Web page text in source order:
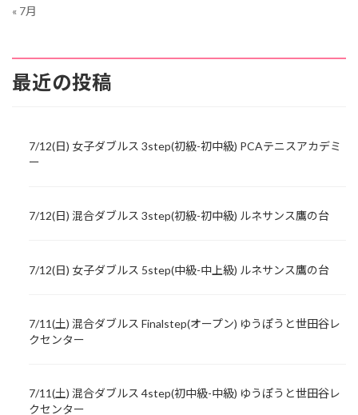
« 7月
最近の投稿
7/12(日) 女子ダブルス 3step(初級-初中級) PCAテニスアカデミ
ー
7/12(日) 混合ダブルス 3step(初級-初中級) ルネサンス鷹の台
7/12(日) 女子ダブルス 5step(中級-中上級) ルネサンス鷹の台
7/11(土) 混合ダブルス Finalstep(オープン) ゆうぽうと世田谷レ
クセンター
7/11(土) 混合ダブルス 4step(初中級-中級) ゆうぽうと世田谷レ
クセンター